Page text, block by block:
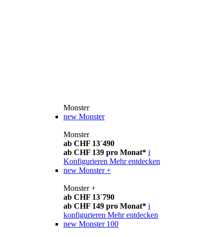
Monster
new Monster
Monster
ab CHF 13´490
ab CHF 139 pro Monat* i
Konfigurieren Mehr entdecken
new Monster +
Monster +
ab CHF 13´790
ab CHF 149 pro Monat* i
konfigurieren Mehr entdecken
new Monster 100